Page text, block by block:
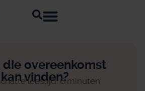
overeenkomst
vinden?
leestijd: 6 minuten